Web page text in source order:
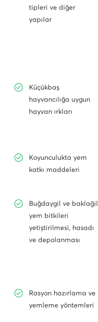
tipleri ve diğer
yapılar
Küçükbaş
hayvancılığa uygun
hayvan ırkları
Koyunculukta yem
katkı maddeleri
Buğdaygil ve baklağil
yem bitkileri
yetiştirilmesi, hasadı
ve depolanması
Rasyon hazırlama ve
yemleme yöntemleri